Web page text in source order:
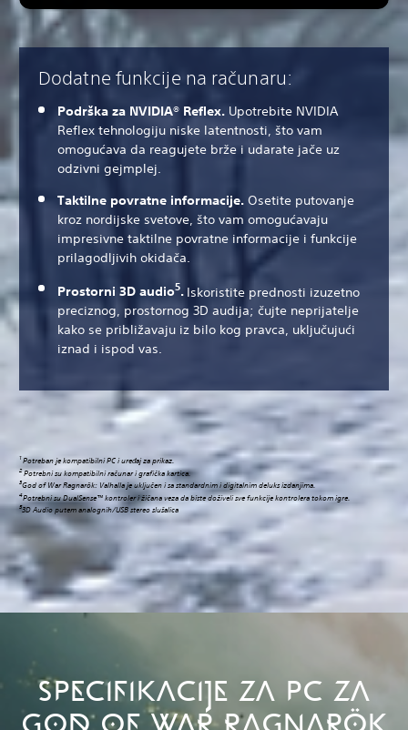
Dodatne funkcije na računaru:
Podrška za NVIDIA® Reflex. Upotrebite NVIDIA
Reflex tehnologiju niske latentnosti, što vam
omogućava da reagujete brže i udarate jače uz
odzivni gejmplej.
Taktilne povratne informacije. Osetite putovanje
kroz nordijske svetove, što vam omogućavaju
impresivne taktilne povratne informacije i funkcije
prilagodljivih okidača.
Prostorni 3D audio5. Iskoristite prednosti izuzetno
preciznog, prostornog 3D audija; čujte neprijatelje
kako se približavaju iz bilo kog pravca, uključujući
iznad i ispod vas.
1Potreban je kompatibilni PC i uređaj za prikaz.
2Potrebni su kompatibilni računar i grafička kartica.
3God of War Ragnarök: Valhalla je uključen i sa standardnim i digitalnim deluks izdanjima.
4Potrebni su DualSense™ kontroler i žičana veza da biste doživeli sve funkcije kontrolera tokom igre.
53D Audio putem analognih/USB stereo slušalica
SPECIFIKACIJE ZA PC ZA